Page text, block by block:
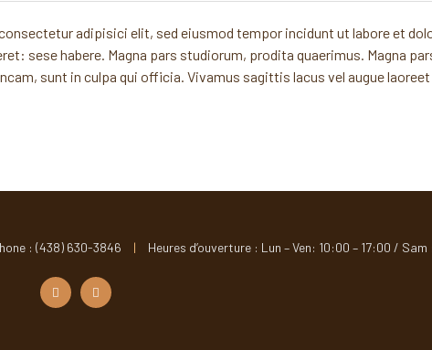
adipisici elit, sed eiusmod tempor incidunt ut labore et
sese habere. Magna pars studiorum, prodita quaerimus. Magna
sunt in culpa qui officia. Vivamus sagittis lacus vel augue
: (438) 630-3846 | Heures d’ouverture : Lun – Ven: 10:00 – 17:00 / Sam